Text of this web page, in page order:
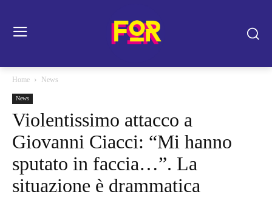
Home News
News
Violentissimo attacco a
Giovanni Ciacci: “Mi hanno
sputato in faccia…”. La
situazione è drammatica